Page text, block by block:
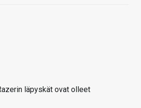
läpyskät ovat olleet